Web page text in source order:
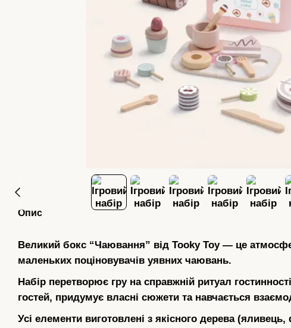
Опис
Великий бокс “Чаювання” від Tooky Toy— це
маленьких поціновувачів уявних чаювань.
Набір перетворює гру на справжній ритуал
гостей, придумує власні сюжети та навчається
Усі елементи виготовлені з якісного дерева